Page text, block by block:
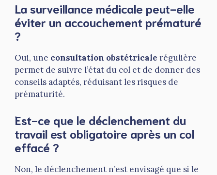
La surveillance médicale peut-elle
éviter un accouchement prématuré
?
Oui, une consultation obstétricale régulière
permet de suivre l’état du col et de donner des
conseils adaptés, réduisant les risques de
prématurité.
Est-ce que le déclenchement du
travail est obligatoire après un col
effacé ?
Non, le déclenchement n’est envisagé que si le